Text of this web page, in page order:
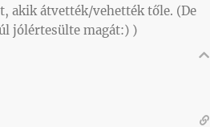
akik átvették/vehették tőle. (De
jólértesülte magát:) )